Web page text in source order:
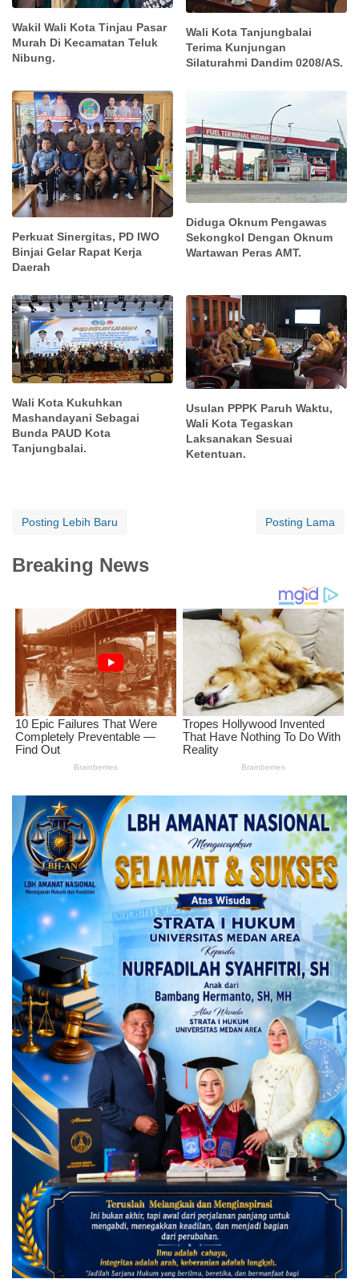
Wakil Wali Kota Tinjau Pasar
Murah Di Kecamatan Teluk
Nibung.
Wali Kota Tanjungbalai
Terima Kunjungan
Silaturahmi Dandim 0208/AS.
Perkuat Sinergitas, PD IWO
Binjai Gelar Rapat Kerja
Daerah
Diduga Oknum Pengawas
Sekongkol Dengan Oknum
Wartawan Peras AMT.
Wali Kota Kukuhkan
Mashandayani Sebagai
Bunda PAUD Kota
Tanjungbalai.
Usulan PPPK Paruh Waktu,
Wali Kota Tegaskan
Laksanakan Sesuai
Ketentuan.
Posting Lebih Baru Posting Lama
Breaking News